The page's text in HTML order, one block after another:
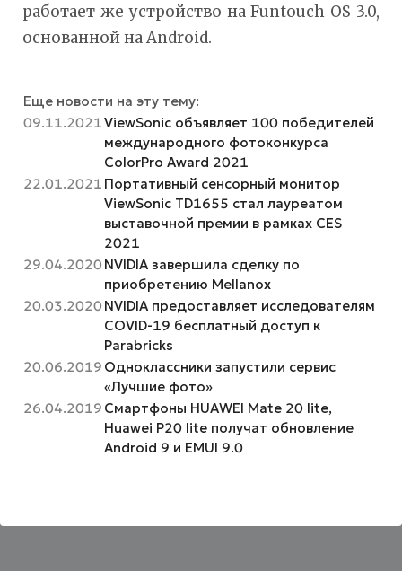
работает же устройство на Funtouch OS 3.0,
основанной на Android.
Еще новости на эту тему:
09.11.2021ViewSonic объявляет 100 победителей
международного фотоконкурса
ColorPro Award 2021
22.01.2021 Портативный сенсорный монитор
ViewSonic TD1655 стал лауреатом
выставочной премии в рамках CES
2021
29.04.2020 NVIDIA завершила сделку по
приобретению Mellanox
20.03.2020 NVIDIA предоставляет исследователям
COVID-19 бесплатный доступ к
Parabricks
20.06.2019 Одноклассники запустили cервис
«Лучшие фото»
26.04.2019 Смартфоны HUAWEI Mate 20 lite,
Huawei P20 lite получат обновление
Android 9 и EMUI 9.0